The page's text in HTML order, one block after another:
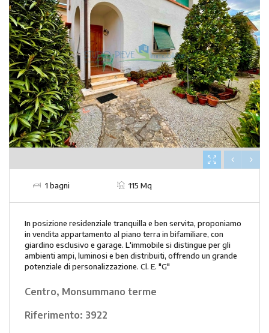
1 bagni 115 Mq
In posizione residenziale tranquilla e ben servita, proponiamo
in vendita appartamento al piano terra in bifamiliare, con
giardino esclusivo e garage. L'immobile si distingue per gli
ambienti ampi, luminosi e ben distribuiti, offrendo un grande
potenziale di personalizzazione. Cl. E. "G"
Centro, Monsummano terme
Riferimento: 3922